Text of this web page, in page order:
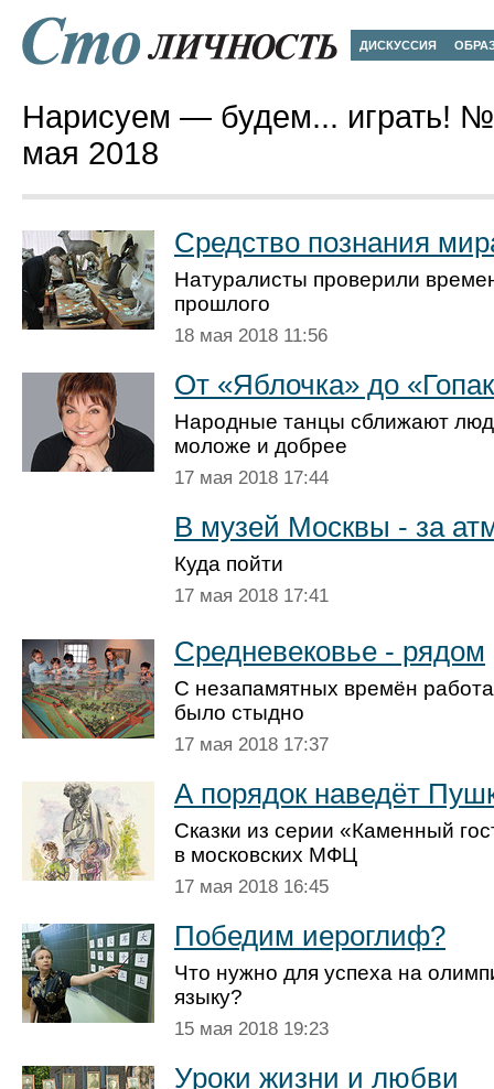
ДИСКУССИЯ
Нарисуем — будем... играть!
мая 2018
Средство познания
Натуралисты проверили
прошлого
18 мая 2018 11:56
От «Яблочка» до
Народные танцы сближают
моложе и добрее
17 мая 2018 17:44
В музей Москвы - за
Куда пойти
17 мая 2018 17:41
Средневековье - рядом
С незапамятных времён
было стыдно
17 мая 2018 17:37
А порядок наведёт
Сказки из серии «Каменный
в московских МФЦ
17 мая 2018 16:45
Победим иероглиф?
Что нужно для успеха на
языку?
15 мая 2018 19:23
Уроки жизни и любви